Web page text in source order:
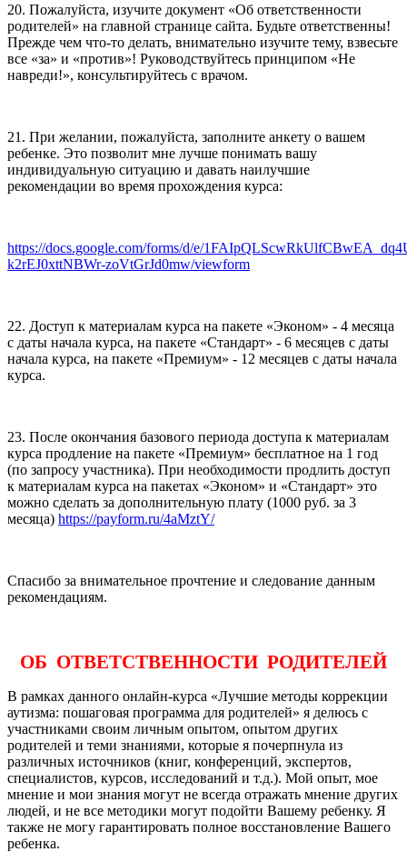
20. Пожалуйста, изучите документ «Об ответственности
родителей» на главной странице сайта. Будьте ответственны!
Прежде чем что-то делать, внимательно изучите тему, взвесьте
все «за» и «против»! Руководствуйтесь принципом «Не
навреди!», консультируйтесь с врачом.
21. При желании, пожалуйста, заполните анкету о вашем
ребенке. Это позволит мне лучше понимать вашу
индивидуальную ситуацию и давать наилучшие
рекомендации во время прохождения курса:
https://docs.google.com/forms/d/e/
k2rEJ0xttNBWr-zoVtGrJd0mw/viewform
22. Доступ к материалам курса на пакете «Эконом» - 4 месяца
с даты начала курса, на пакете «Стандарт» - 6 месяцев с даты
начала курса, на пакете «Премиум» - 12 месяцев с даты начала
курса.
23. После окончания базового периода доступа к материалам
курса продление на пакете «Премиум» бесплатное на 1 год
(по запросу участника). При необходимости продлить доступ
к материалам курса на пакетах «Эконом» и «Стандарт» это
можно сделать за дополнительную плату (1000 руб. за 3
месяца) https://payform.ru/4aMztY/
Спасибо за внимательное прочтение и следование данным
рекомендациям.
ОБ ОТВЕТСТВЕННОСТИ РОДИТЕЛЕЙ
В рамках данного онлайн-курса «Лучшие методы коррекции
аутизма: пошаговая программа для родителей» я делюсь с
участниками своим личным опытом, опытом других
родителей и теми знаниями, которые я почерпнула из
различных источников (книг, конференций, экспертов,
специалистов, курсов, исследований и т.д.). Мой опыт, мое
мнение и мои знания могут не всегда отражать мнение других
людей, и не все методики могут подойти Вашему ребенку. Я
также не могу гарантировать полное восстановление Вашего
ребенка.